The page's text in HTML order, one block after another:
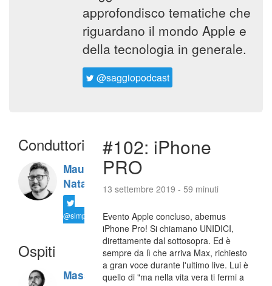
approfondisco tematiche che
riguardano il mondo Apple e
della tecnologia in generale.
@saggiopodcast
Conduttori
Maurizio
Natali
@simplemal
Ospiti
Massimiliano
#102: iPhone
PRO
13 settembre 2019 - 59 minuti
Evento Apple concluso, abemus
iPhone Pro! Si chiamano UNIDICI,
direttamente dal sottosopra. Ed è
sempre da lì che arriva Max, richiesto
a gran voce durante l'ultimo live. Lui è
quello di "ma nella vita vera ti fermi a